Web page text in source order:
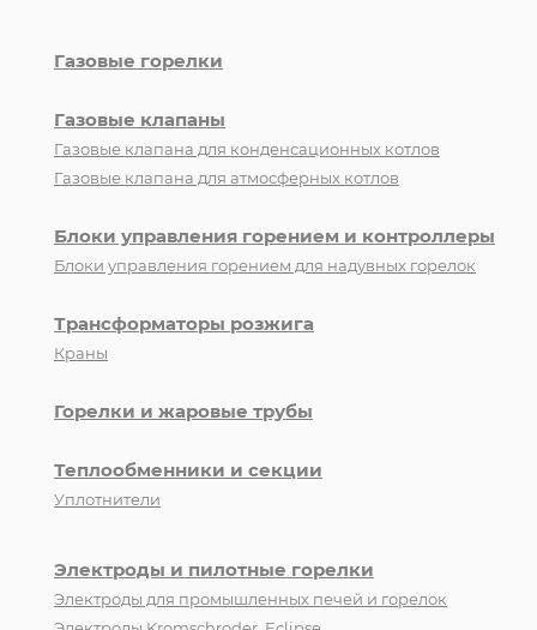
Газовые горелки
Газовые клапаны
Газовые клапана для конденсационных котлов
Газовые клапана для атмосферных котлов
Блоки управления горением и контроллеры
Блоки управления горением для надувных горелок
Трансформаторы розжига
Краны
Горелки и жаровые трубы
Теплообменники и секции
Уплотнители
Электроды и пилотные горелки
Электроды для промышленных печей и горелок